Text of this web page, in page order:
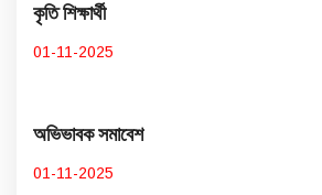
কৃতি শিক্ষার্থী
01-11-2025
অভিভাবক সমাবেশ
01-11-2025